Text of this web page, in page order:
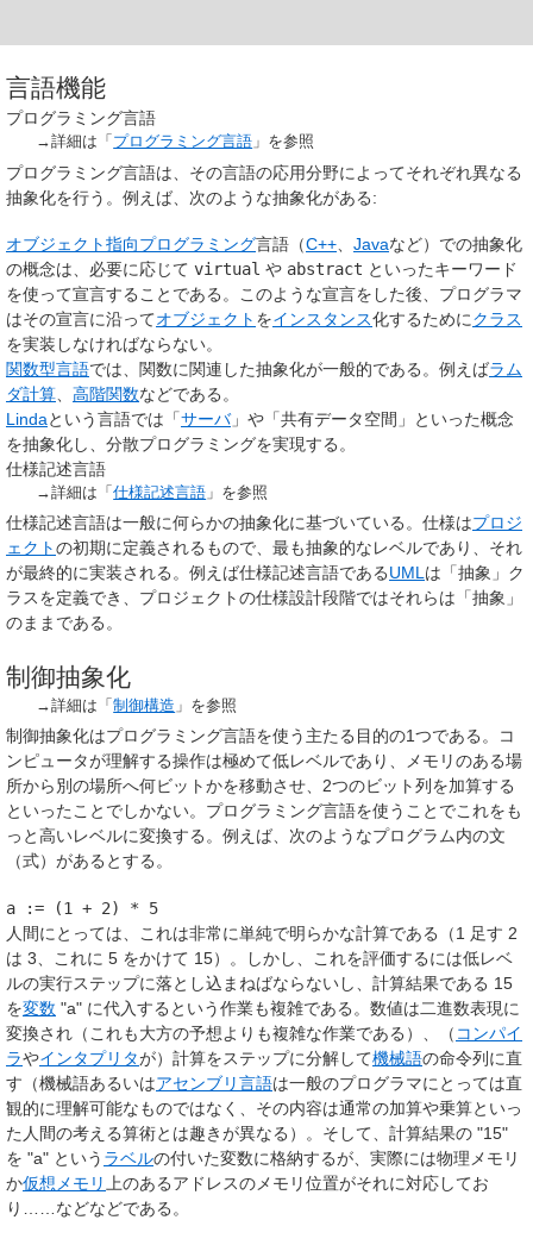
言語機能
プログラミング言語
→詳細は「 プログラミング言語 」を参照
プログラミング言語は、その言語の応用分野によってそれぞれ異なる
抽象化を行う。例えば、次のような抽象化がある:
オブジェクト指向プログラミング言語（C++ Javaなど）での抽象化
の概念は、必要に応じて virtual や abstract といったキーワード
を使って宣言することである。このような宣言をした後、プログラマ
はその宣言に沿ってオブジェクト をインスタンス化するためにクラス
を実装しなければならない。
関数型言語では、関数に関連した抽象化が一般的である。例えばラム
ダ計算
高階関数などである。
Lindaという言語では「サーバ」や「共有データ空間」といった概念
を抽象化し、分散プログラミングを実現する。
仕様記述言語
→詳細は「仕様記述言語 」を参照
仕様記述言語は一般に何らかの抽象化に基づいている。仕様はプロジ
ェクトの初期に定義されるもので、最も抽象的なレベルであり、それ
が最終的に実装される。例えば仕様記述言語であるUMLは「抽象」ク
ラスを定義でき、プロジェクトの仕様設計段階ではそれらは「抽象」
のままである。
制御抽象化
→詳細は「制御構造 」を参照
制御抽象化はプログラミング言語を使う主たる目的の1つである。コ
ンピュータが理解する操作は極めて低レベルであり、メモリのある場
所から別の場所へ何ビットかを移動させ、2つのビット列を加算する
といったことでしかない。プログラミング言語を使うことでこれをも
っと高いレベルに変換する。例えば、次のようなプログラム内の文
（式）があるとする。
a := (1 + 2) * 5
人間にとっては、これは非常に単純で明らかな計算である（1 足す 2
は 3、これに 5 をかけて 15）。しかし、これを評価するには低レベ
ルの実行ステップに落とし込まねばならないし、計算結果である 15
を変数 "a" に代入するという作業も複雑である。数値は二進数表現に
変換され（これも大方の予想よりも複雑な作業である）、（ コンパイ
ラやインタプリタが）計算をステップに分解して機械語の命令列に直
す（機械語あるいはアセンブリ言語は一般のプログラマにとっては直
観的に理解可能なものではなく、その内容は通常の加算や乗算といっ
た人間の考える算術とは趣きが異なる）。そして、計算結果の "15"
を "a" という ラベルの付いた変数に格納するが、実際には物理メモリ
か仮想メモリ
上のあるアドレスのメモリ位置がそれに対応してお
り……などなどである。